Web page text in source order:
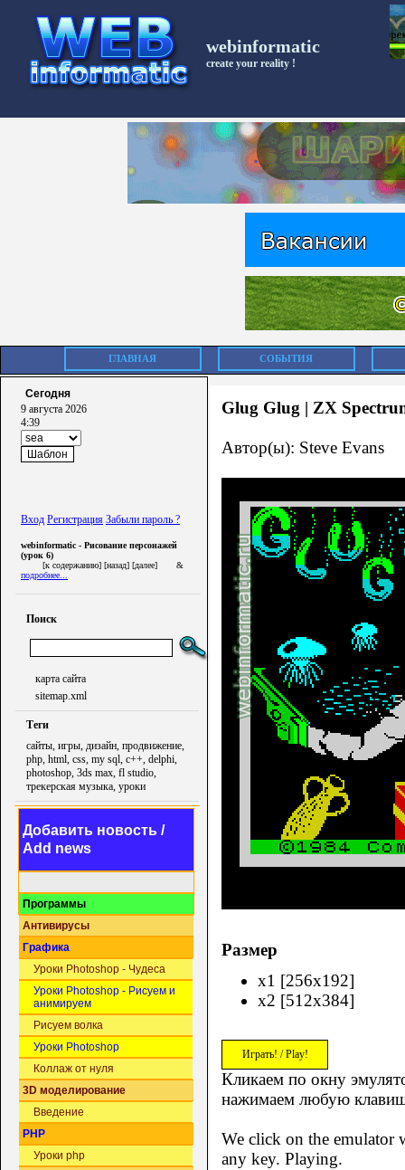
webinformatic
create your reality !
ГЛАВНАЯ СОБЫТИЯ
Сегодня
9 августа 2026
4:39
Вход Регистрация Забыли пароль ?
webinformatic - Рисование персонажей
(урок 6)
[к содержанию] [назад] [далее] &
подробнее...
Поиск
карта сайта
sitemap.xml
Теги
сайты, игры, дизайн, продвижение,
php, html, css, my sql, c++, delphi,
photoshop, 3ds max, fl studio,
трекерская музыка, уроки
Добавить новость /
Add news
Программы
Антивирусы
Графика
Уроки Photoshop - Чудеса
Уроки Photoshop - Рисуем и
анимируем
Рисуем волка
Уроки Photoshop
Коллаж от нуля
3D моделирование
Введение
PHP
Уроки php
Glug Glug | ZX
Автор(ы): Steve Evans
Размер
x1 [256x192]
x2 [512x384]
Играть! / Play!
Кликаем по окну
нажимаем любую
We click on the emulator
any key. Playing.